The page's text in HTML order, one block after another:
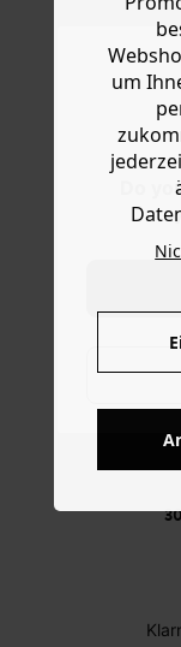
Do
Ware die Artikel
schönes Hemd, ein
Innenfutter kann
Transparenz ist
um